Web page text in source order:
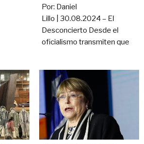
Por: Daniel
Lillo | 30.08.2024 – El
Desconcierto Desde el
oficialismo transmiten que